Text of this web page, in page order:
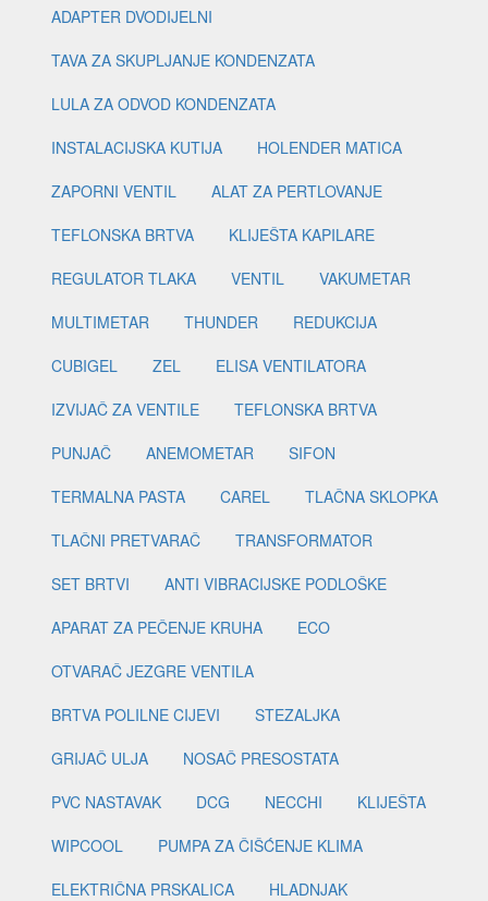
ADAPTER DVODIJELNI
TAVA ZA SKUPLJANJE KONDENZATA
LULA ZA ODVOD KONDENZATA
INSTALACIJSKA KUTIJA
HOLENDER MATICA
ZAPORNI VENTIL
ALAT ZA PERTLOVANJE
TEFLONSKA BRTVA
KLIJEŠTA KAPILARE
REGULATOR TLAKA
VENTIL
VAKUMETAR
MULTIMETAR
THUNDER
REDUKCIJA
CUBIGEL
ZEL
ELISA VENTILATORA
IZVIJAČ ZA VENTILE
TEFLONSKA BRTVA
PUNJAČ
ANEMOMETAR
SIFON
TERMALNA PASTA
CAREL
TLAČNA SKLOPKA
TLAČNI PRETVARAČ
TRANSFORMATOR
SET BRTVI
ANTI VIBRACIJSKE PODLOŠKE
APARAT ZA PEČENJE KRUHA
ECO
OTVARAČ JEZGRE VENTILA
BRTVA POLILNE CIJEVI
STEZALJKA
GRIJAČ ULJA
NOSAČ PRESOSTATA
PVC NASTAVAK
DCG NECCHI
KLIJEŠTA
WIPCOOL
PUMPA ZA ČIŠĆENJE KLIMA
ELEKTRIČNA PRSKALICA
HLADNJAK